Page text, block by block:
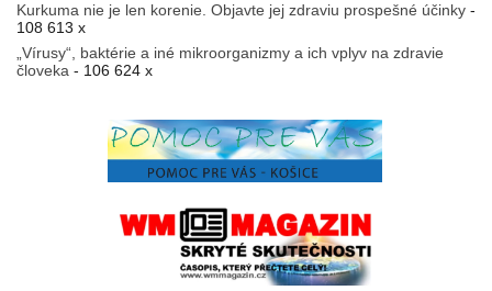
Kurkuma nie je len korenie. Objavte jej zdraviu prospešné účinky -
108 613 x
„Vírusy“, baktérie a iné mikroorganizmy a ich vplyv na zdravie
človeka - 106 624 x